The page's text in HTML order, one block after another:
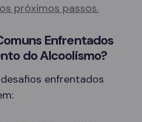
próximos passos.
Enfrentados
do Alcoolismo?
enfrentados